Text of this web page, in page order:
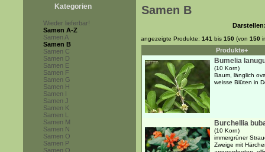
Kategorien
Wieder lieferbar!
Samen A-Z
Samen A
Samen B
Samen C
Samen D
Samen E
Samen F
Samen G
Samen H
Samen I
Samen J
Samen K
Samen L
Samen M
Samen N
Samen O
Samen P
Samen Q
Samen B
angezeigte Produkte: 141 bis 150 (von 150
Produkte+
Bumelia
(10 Korn)
Baum, länglich
weisse Blüten in
Burchellia
(10 Korn)
immergrüner
Zweige mit